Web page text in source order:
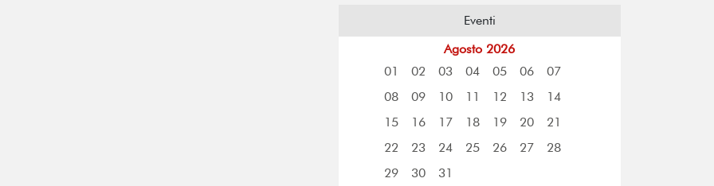
Eventi
Agosto 2026
01
02 03 04 05 06
07
08
09 10 11 12 13
14
15
16 17 18 19 20
21
22
23 24 25 26 27
28
29
30 31